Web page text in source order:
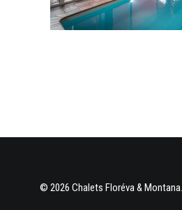
© 2026 Chalets Floréva &